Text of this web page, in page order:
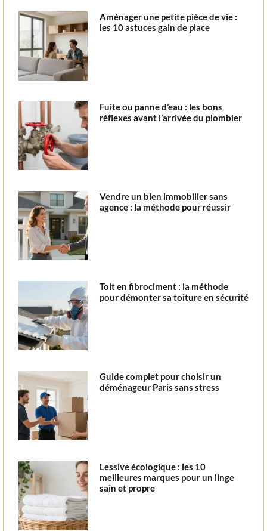
Aménager une petite pièce de vie :
les 10 astuces gain de place
Fuite ou panne d’eau : les bons
réflexes avant l’arrivée du plombier
Vendre un bien immobilier sans
agence : la méthode pour réussir
Toit en fibrociment : la méthode
pour démonter sa toiture en sécurité
Guide complet pour choisir un
déménageur Paris sans stress
Lessive écologique : les 10
meilleures marques pour un linge
sain et propre